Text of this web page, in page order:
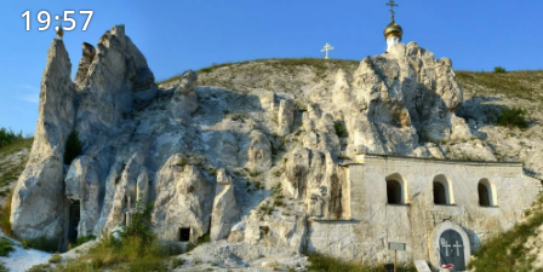
19:57